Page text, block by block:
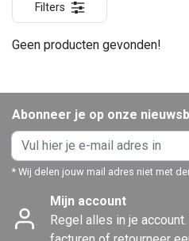
Filters
Geen producten gevonden!
Abonneer je op onze
* Wij delen jouw mail adres niet met
Mijn account
Regel alles in je